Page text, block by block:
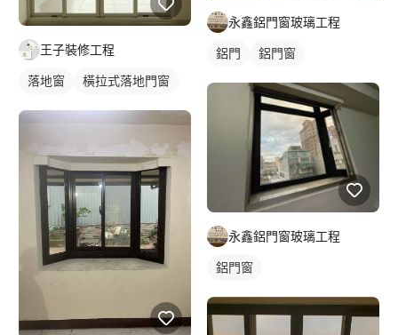
王子裝修工程
落地窗 橫拉式落地門窗
永鑫鋁門窗玻璃工程
鋁門 鋁門窗
永鑫鋁門窗玻璃工程
鋁門窗